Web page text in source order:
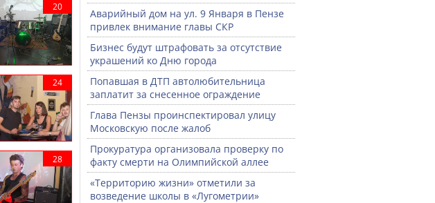
Аварийный дом на ул. 9 Января в Пензе
привлек внимание главы СКР
Бизнес будут штрафовать за отсутствие
украшений ко Дню города
Попавшая в ДТП автолюбительница
заплатит за снесенное ограждение
Глава Пензы проинспектировал улицу
Московскую после жалоб
Прокуратура организовала проверку по
факту смерти на Олимпийской аллее
«Территорию жизни» отметили за
возведение школы в «Лугометрии»